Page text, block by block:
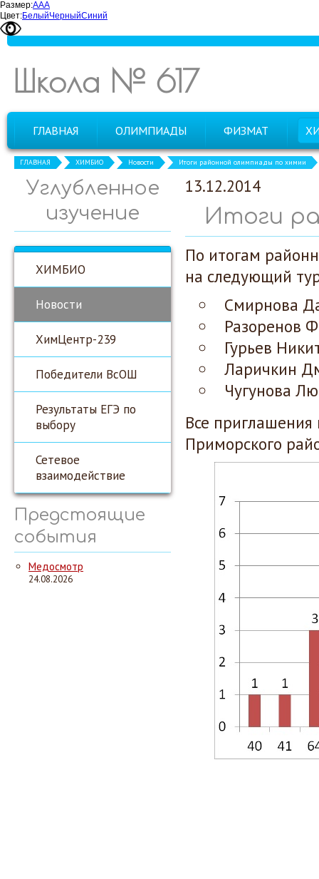
Размер:ААА
Цвет:БелыйЧерныйСиний
Школа № 617
ГЛАВНАЯ ОЛИМПИАДЫ ФИЗМАТ
ГЛАВНАЯ ХИМБИО Новости Итоги районной олимпиады по химии
Углубленное
изучение
ХИМБИО
Новости
ХимЦентр-239
Победители ВсОШ
Результаты ЕГЭ по
выбору
Сетевое
взаимодействие
Предстоящие
события
Медосмотр
24.08.2026
13.12.2014
Итоги
По итогам
на следующий
Смирнова
Разоренов
Гурьев
Ларичкин
Чугунова
Все
Приморского